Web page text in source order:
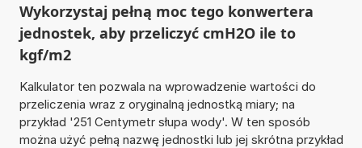
Wykorzystaj pełną moc tego konwertera
jednostek, aby przeliczyć cmH2O ile to
kgf/m2
Kalkulator ten pozwala na wprowadzenie wartości do
przeliczenia wraz z oryginalną jednostką miary; na
przykład '251 Centymetr słupa wody'. W ten sposób
można użyć pełną nazwę jednostki lub jej skrótna przykład